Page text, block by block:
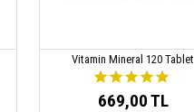
Vitamin Mineral 120 Tablet
669,00 TL